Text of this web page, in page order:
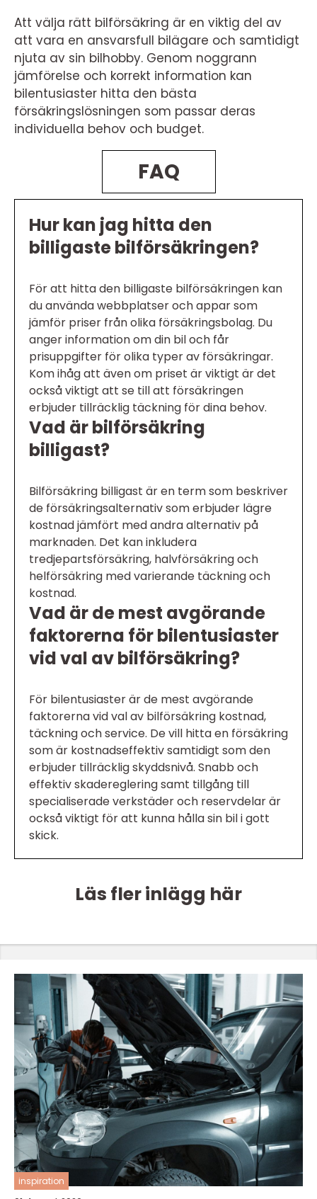
Att välja rätt bilförsäkring är en viktig del av
att vara en ansvarsfull bilägare och samtidigt
njuta av sin bilhobby. Genom noggrann
jämförelse och korrekt information kan
bilentusiaster hitta den bästa
försäkringslösningen som passar deras
individuella behov och budget.
FAQ
Hur kan jag hitta den
billigaste bilförsäkringen?
För att hitta den billigaste bilförsäkringen kan
du använda webbplatser och appar som
jämför priser från olika försäkringsbolag. Du
anger information om din bil och får
prisuppgifter för olika typer av försäkringar.
Kom ihåg att även om priset är viktigt är det
också viktigt att se till att försäkringen
erbjuder tillräcklig täckning för dina behov.
Vad är bilförsäkring
billigast?
Bilförsäkring billigast är en term som beskriver
de försäkringsalternativ som erbjuder lägre
kostnad jämfört med andra alternativ på
marknaden. Det kan inkludera
tredjepartsförsäkring, halvförsäkring och
helförsäkring med varierande täckning och
kostnad.
Vad är de mest avgörande
faktorerna för bilentusiaster
vid val av bilförsäkring?
För bilentusiaster är de mest avgörande
faktorerna vid val av bilförsäkring kostnad,
täckning och service. De vill hitta en försäkring
som är kostnadseffektiv samtidigt som den
erbjuder tillräcklig skyddsnivå. Snabb och
effektiv skadereglering samt tillgång till
specialiserade verkstäder och reservdelar är
också viktigt för att kunna hålla sin bil i gott
skick.
Läs fler inlägg här
inspiration